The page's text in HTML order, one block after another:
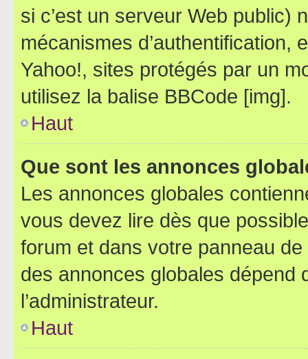
si c’est un serveur Web public)
mécanismes d’authentification,
Yahoo!, sites protégés par un
utilisez la balise BBCode [img].
Haut
Que sont les annonces
Les annonces globales
vous devez lire dès que
forum et dans votre panneau
des annonces globales dépend
l’administrateur.
Haut